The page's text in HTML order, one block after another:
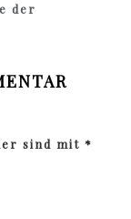
der
sind mit *